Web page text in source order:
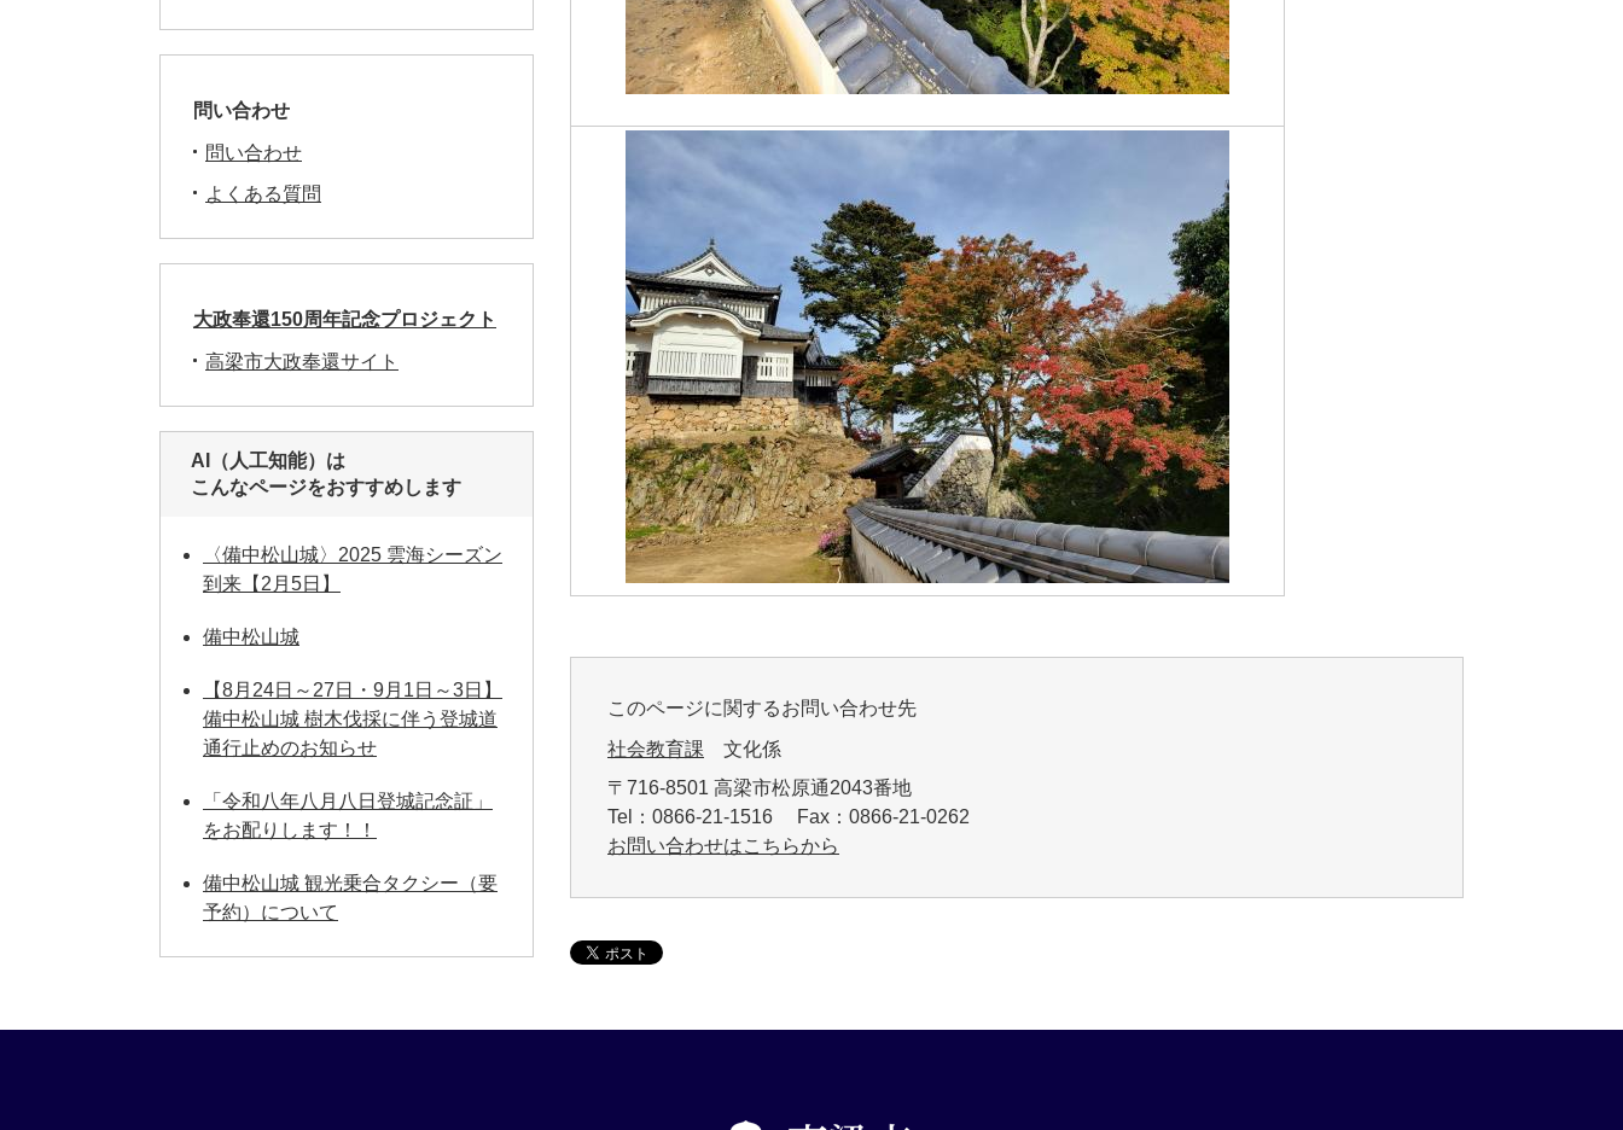
このページに関するお問い合わせ先
社会教育課 文化係
〒716-8501 高梁市松原通2043番地
Tel：0866-21-1516 Fax：0866-21-0262
お問い合わせはこちらから
問い合わせ
問い合わせ
よくある質問
大政奉還150周年記念プロジェクト
高梁市大政奉還サイト
AI（人工知能）は
こんなページをおすすめします
〈備中松山城〉2025 雲海シーズン
到来【2月5日】
備中松山城
【8月24日～27日・9月1日～3日】
備中松山城 樹木伐採に伴う登城道
通行止めのお知らせ
「令和八年八月八日登城記念証」
をお配りします！！
備中松山城 観光乗合タクシー（要
予約）について